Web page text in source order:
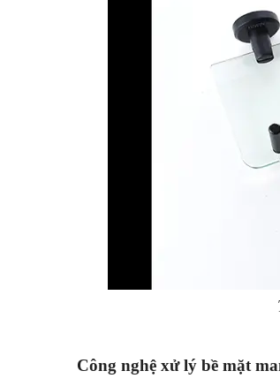
Công nghệ xử lý bề mặt